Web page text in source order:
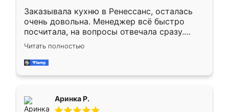
Заказывала кухню в Ренессанс, осталась
очень довольна. Менеджер всё быстро
посчитала, на вопросы отвечала сразу.
Замерщик приехал в субботу, подошёл к
делу со всей ответственностью. Собрали
за день, ребята работали аккуратно, даже
Читать полностью
Аринка Р.